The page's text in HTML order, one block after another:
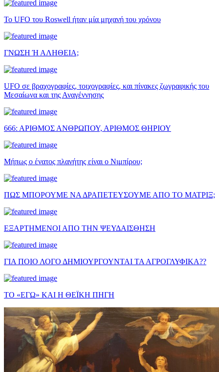
Το UFO του Roswell ήταν μία μηχανή του χρόνου
ΓΝΩΣΗ Ή ΑΛΗΘΕΙΑ;
UFO σε βραχογραφίες, τοιχογραφίες, και πίνακες ζωγραφικής του
Μεσαίωνα και της Αναγέννησης
666: ΑΡΙΘΜΟΣ ΑΝΘΡΩΠΟΥ, ΑΡΙΘΜΟΣ ΘΗΡΙΟΥ
Μήπως ο ένατος πλανήτης είναι ο Νιμπίρου;
ΠΩΣ ΜΠΟΡΟΥΜΕ ΝΑ ΔΡΑΠΕΤΕΥΣΟΥΜΕ ΑΠΟ ΤΟ ΜΑΤΡΙΞ;
ΕΞΑΡΤΗΜΕΝΟΙ ΑΠΟ ΤΗΝ ΨΕΥΔΑΙΣΘΗΣΗ
ΓΙΑ ΠΟΙΟ ΛΟΓΟ ΔΗΜΙΟΥΡΓΟΥΝΤΑΙ ΤΑ ΑΓΡΟΓΛΥΦΙΚΑ??
ΤΟ «ΕΓΩ» ΚΑΙ Η ΘΕΪΚΗ ΠΗΓΗ